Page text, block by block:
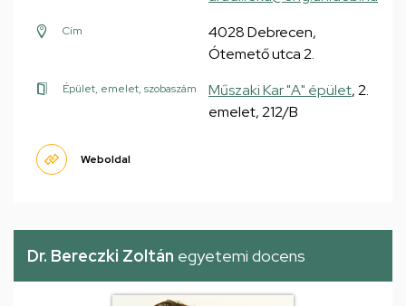
Cím
4028 Debrecen,
Ótemető utca 2.
Épület, emelet, szobaszám Műszaki Kar "A" épület, 2.
emelet, 212/B
Weboldal
Dr. Bereczki Zoltán egyetemi docens